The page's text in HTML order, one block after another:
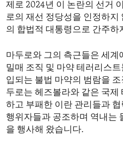
제로 2024년 이 논란의 선거
로의 재선 정당성을 인정하지
의 합법적 대통령으로 간주하
마두로와 그의 측근들은 세계
밀매 조직 및 마약 테러리스
입되는 불법 마약의 범람을
두로는 헤즈볼라와 같은 국제
하고 부패한 이란 관리들과
행위자들과 공조하며 역내는
을 행사해 왔습니다.